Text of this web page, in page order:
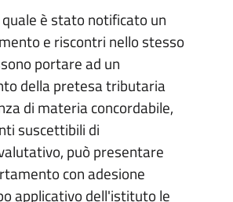
è stato notificato un
e riscontri nello stesso
portare ad un
della pretesa tributaria
di materia concordabile,
suscettibili di
può presentare
con adesione
applicativo dell'istituto le